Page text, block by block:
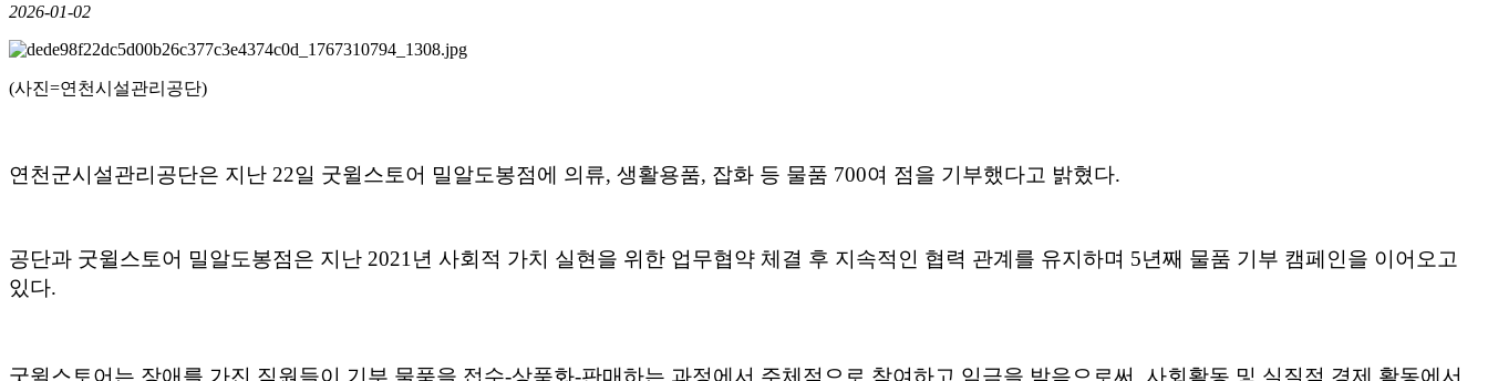
2026-01-02
(사진=연천시설관리공단)
연천군시설관리공단은 지난 22일 굿윌스토어 밀알도봉점에 의류, 생활용품, 잡화 등 물품 700여 점을 기부했다고 밝혔다.
공단과 굿윌스토어 밀알도봉점은 지난 2021년 사회적 가치 실현을 위한 업무협약 체결 후 지속적인 협력 관계를 유지하며 5년째 물품 기부 캠페인을 이어오고
있다.
굿윌스토어는 장애를 가진 직원들이 기부 물품을 접수‐상품화‐판매하는 과정에서 주체적으로 참여하고 임금을 받음으로써, 사회활동 및 실질적 경제 활동에서